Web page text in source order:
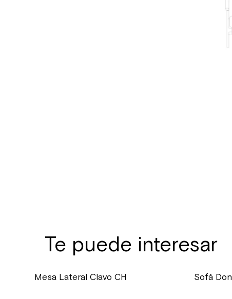
Te puede interesar
Mesa Lateral Clavo CH Sofá Don